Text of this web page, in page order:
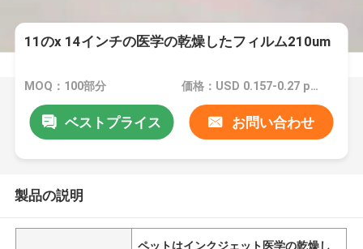
11のx 14インチの医学の乾燥したフィルム210um
MOQ：100部分 価格：USD 0.157-0.27 per sheet
ベストプライス お問い合わせ
製品の説明
ペットはインクジェット医学の乾燥し